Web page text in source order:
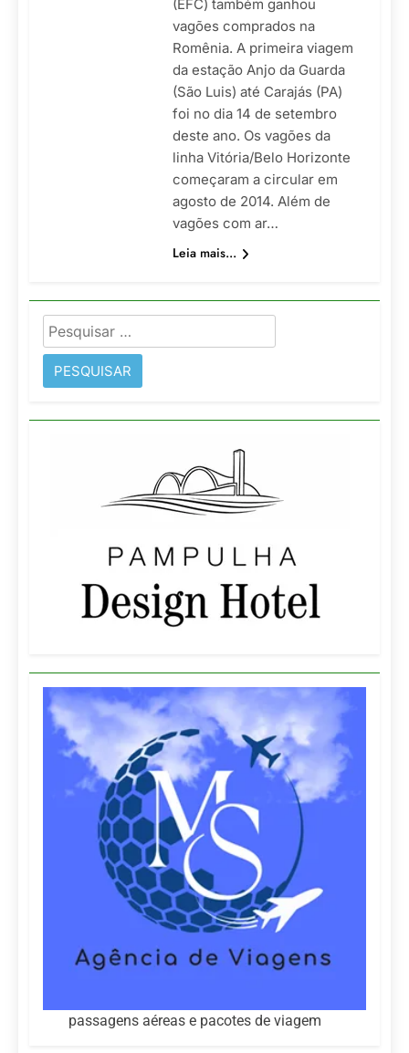
(EFC) também ganhou
vagões comprados na
Romênia. A primeira viagem
da estação Anjo da Guarda
(São Luis) até Carajás (PA)
foi no dia 14 de setembro
deste ano. Os vagões da
linha Vitória/Belo Horizonte
começaram a circular em
agosto de 2014. Além de
vagões com ar…
Leia mais...
Pesquisar
por:
passagens aéreas e pacotes de viagem